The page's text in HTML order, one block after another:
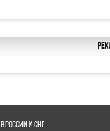
В РОССИИ И СНГ